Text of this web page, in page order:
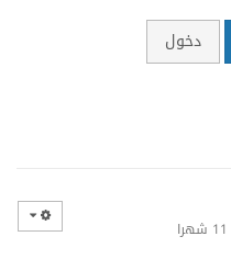
دخول